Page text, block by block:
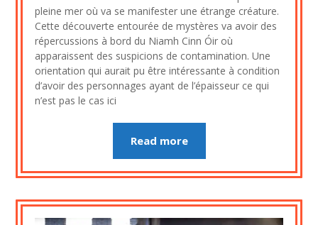
2020
pleine mer où va se manifester une étrange créature.
Cette découverte entourée de mystères va avoir des
répercussions à bord du Niamh Cinn Óir où
apparaissent des suspicions de contamination. Une
orientation qui aurait pu être intéressante à condition
d’avoir des personnages ayant de l’épaisseur ce qui
n’est pas le cas ici
Read more